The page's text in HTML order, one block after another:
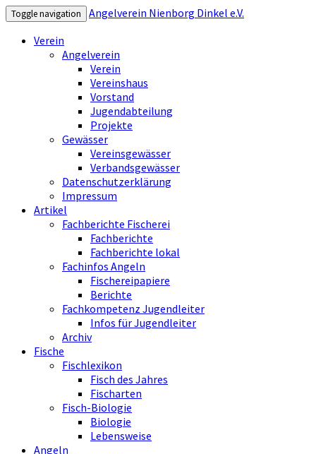
Toggle navigation
Angelverein Nienborg Dinkel e.V.
Verein
Angelverein
Verein
Vereinshaus
Vorstand
Jugendabteilung
Projekte
Gewässer
Vereinsgewässer
Verbandsgewässer
Datenschutzerklärung
Impressum
Artikel
Fachberichte Fischerei
Fachberichte
Fachberichte lokal
Fachinfos Angeln
Fischereipapiere
Berichte
Fachkompetenz Jugendleiter
Infos für Jugendleiter
Archiv
Fische
Fischlexikon
Fisch des Jahres
Fischarten
Fisch-Biologie
Biologie
Lebensweise
Angeln